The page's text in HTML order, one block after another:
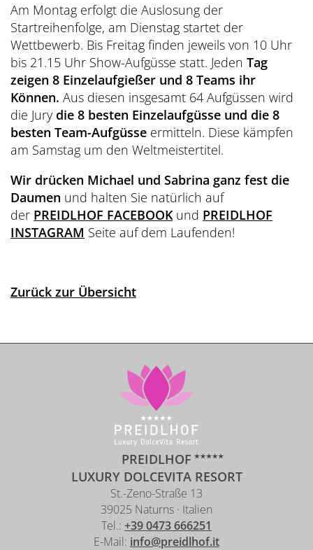
Am Montag erfolgt die Auslosung der
Startreihenfolge, am Dienstag startet der
Wettbewerb. Bis Freitag finden jeweils von 10 Uhr
bis 21.15 Uhr Show-Aufgüsse statt. Jeden Tag
zeigen 8 Einzelaufgießer und 8 Teams ihr
Können. Aus diesen insgesamt 64 Aufgüssen wird
die Jurydie 8 besten Einzelaufgüsse und die 8
besten Team-Aufgüsse ermitteln. Diese kämpfen
am Samstag um den Weltmeistertitel.
Wir drücken Michael und Sabrina ganz fest die
Daumen und halten Sie natürlich auf
der PREIDLHOF FACEBOOK und PREIDLHOF
INSTAGRAM Seite auf dem Laufenden!
Zurück zur Übersicht
PREIDLHOF
LUXURY DOLCEVITA RESORT
St.-Zeno-Straße 13
39025 Naturns · Italien
Tel.: +39 0473 666251
E-Mail: info@preidlhof.it